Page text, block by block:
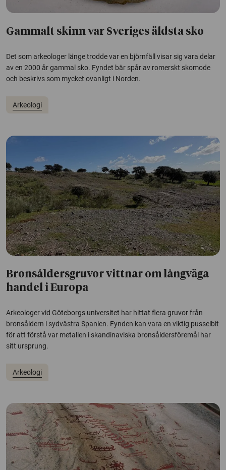
Gammalt skinn var Sveriges äldsta sko
Det som arkeologer länge trodde var en björnfäll visar sig vara delar
av en 2000 år gammal sko. Fyndet bär spår av romerskt skomode
och beskrivs som mycket ovanligt i Norden.
Arkeologi
Bronsåldersgruvor vittnar om långväga
handel i Europa
Arkeologer vid Göteborgs universitet har hittat flera gruvor från
bronsåldern i sydvästra Spanien. Fynden kan vara en viktig pusselbit
för att förstå var metallen i skandinaviska bronsåldersföremål har
sitt ursprung.
Arkeologi